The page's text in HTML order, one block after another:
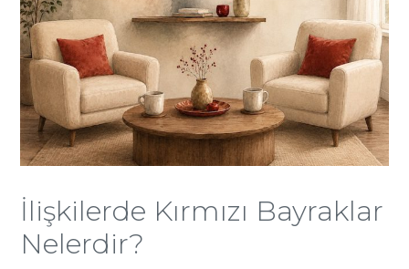
İlişkilerde Kırmızı Bayraklar
Nelerdir?